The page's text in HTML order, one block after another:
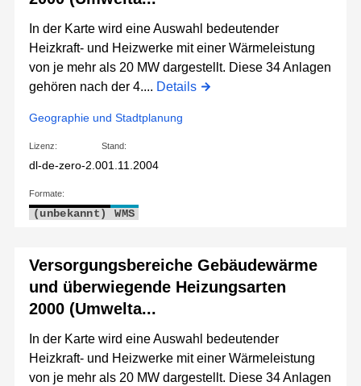
In der Karte wird eine Auswahl bedeutender
Heizkraft- und Heizwerke mit einer Wärmeleistung
von je mehr als 20 MW dargestellt. Diese 34 Anlagen
gehören nach der 4.... Details
Geographie und Stadtplanung
Lizenz:
dl-de-zero-2.0
Stand:
01.11.2004
Formate:
(unbekannt) WMS
Versorgungsbereiche Gebäudewärme
und überwiegende Heizungsarten
2000 (Umwelta...
In der Karte wird eine Auswahl bedeutender
Heizkraft- und Heizwerke mit einer Wärmeleistung
von je mehr als 20 MW dargestellt. Diese 34 Anlagen